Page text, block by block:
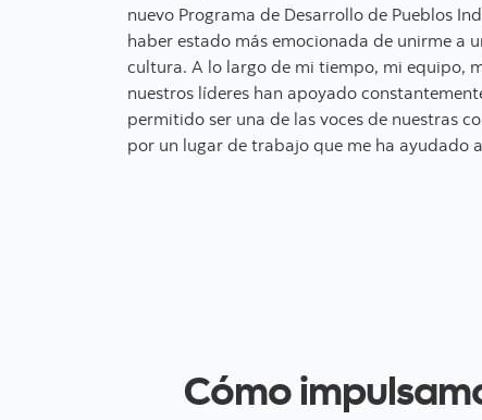
nuevo Programa de Desarrollo de Pueblos
haber estado más emocionada de unirme a
cultura. A lo largo de mi tiempo, mi equipo,
nuestros líderes han apoyado
permitido ser una de las voces de nuestras
por un lugar de trabajo que me ha ayudado
Cómo